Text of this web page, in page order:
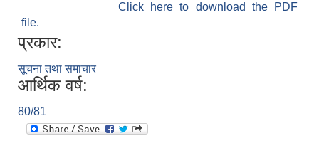
Click here to download the PDF
file.
प्रकार:
सूचना तथा समाचार
आर्थिक वर्ष:
80/81